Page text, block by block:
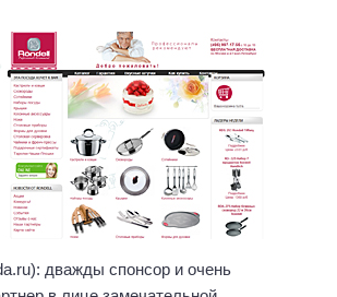
дважды спонсор и очень